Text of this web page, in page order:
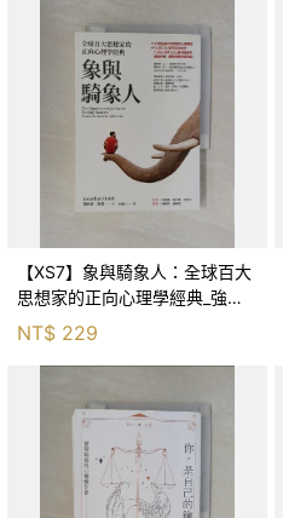
【XS7】象與騎象人：全球百大
思想家的正向心理學經典_強納
森．海德, 李靜瑤
NT$ 229